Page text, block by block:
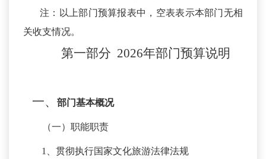
注：以上部门预算报表中，空表表示本部门无相
关收支情况。
第一部分 2026年部门预算说明
一、 部门基本概况
（一）职能职责
1、贯彻执行国家文化旅游法律法规